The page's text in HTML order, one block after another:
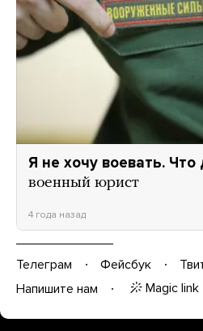
Я не хочу воевать. Что
военный юрист
4 года назад
Телеграм Фейсбук
Напишите нам
Magic link